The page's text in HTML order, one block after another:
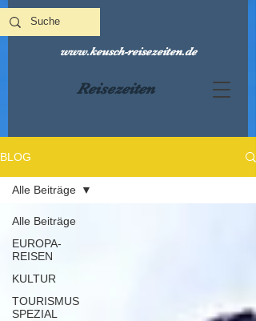
Reisezeiten
www.keusch-reisezeiten.de
BLOG
Alle Beiträge
EUROPA-
REISEN
KULTUR
TOURISMUS
SPEZIAL
Alle Beiträge